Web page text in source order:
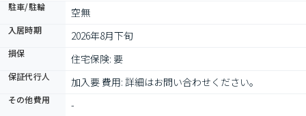
駐車/駐輪 空無
入居時期 2026年8月下旬
損保 住宅保険: 要
保証代行人 加入要 費用: 詳細はお問い合わせください。
その他費用 -